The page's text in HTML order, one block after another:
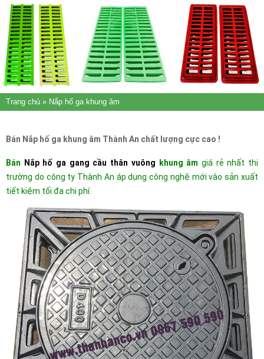
Trang chủ » Nắp hố ga khung âm
Bán Nắp hố ga khung âm Thành An chất lượng cực cao !
Bán Nắp hố ga gang cầu thân vuông khung âm giá rẻ nhất thị
trường do công ty Thành An áp dụng công nghệ mới vào sản xuất
tiết kiệm tối đa chi phí.